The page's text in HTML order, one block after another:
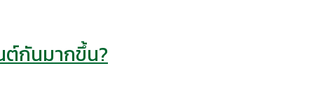
ต์กันมากขึ้น?